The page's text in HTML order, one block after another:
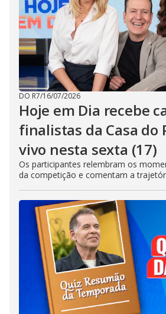
DO R7/16/07/2026
Hoje em Dia recebe
finalistas da Casa do
vivo nesta sexta (17)
Os participantes relembram os
da competição e comentam a